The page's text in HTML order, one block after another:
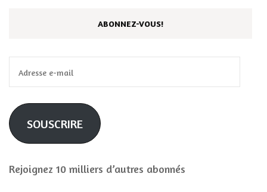
ABONNEZ-VOUS!
e-
mail
SOUSCRIRE
Rejoignez 10 milliers d’autres abonnés